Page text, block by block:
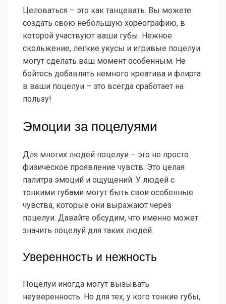
Целоваться – это как танцевать. Вы можете
создать свою небольшую хореографию, в
которой участвуют ваши губы. Нежное
скольжение, легкие укусы и игривые поцелуи
могут сделать ваш момент особенным. Не
бойтесь добавлять немного креатива и флирта
в ваши поцелуи – это всегда сработает на
пользу!
Эмоции за поцелуями
Для многих людей поцелуи – это не просто
физическое проявление чувств. Это целая
палитра эмоций и ощущений. У людей с
тонкими губами могут быть свои особенные
чувства, которые они выражают через
поцелуи. Давайте обсудим, что именно может
значить поцелуй для таких людей.
Уверенность и нежность
Поцелуи иногда могут вызывать
неуверенность. Но для тех, у кого тонкие губы,